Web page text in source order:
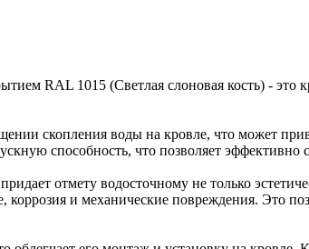
RAL 1015 (Светлая слоновая кость) - это
скопления воды на кровле, что может
способность, что позволяет
отмету водосточному не только
и механические повреждения. Это